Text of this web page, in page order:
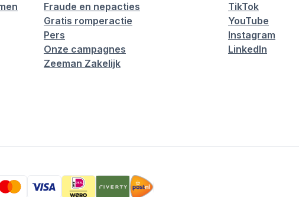
Fraude en nepacties
Gratis romperactie
Pers
Onze campagnes
Zeeman Zakelijk
TikTok
YouTube
Instagram
LinkedIn